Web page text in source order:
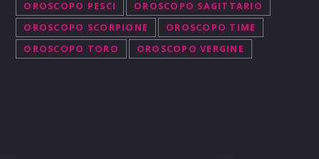
OROSCOPO PESCI
OROSCOPO SAGITTARIO
OROSCOPO SCORPIONE
OROSCOPO TIME
OROSCOPO TORO
OROSCOPO VERGINE